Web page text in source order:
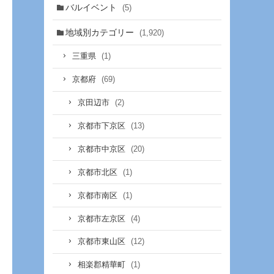
バルイベント (5)
地域別カテゴリー (1,920)
三重県 (1)
京都府 (69)
京田辺市 (2)
京都市下京区 (13)
京都市中京区 (20)
京都市北区 (1)
京都市南区 (1)
京都市左京区 (4)
京都市東山区 (12)
相楽郡精華町 (1)